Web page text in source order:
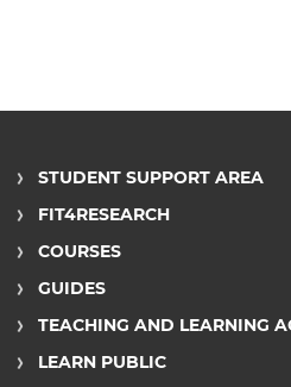
STUDENT SUPPORT AREA
FIT4RESEARCH
COURSES
GUIDES
TEACHING AND LEARNING
LEARN PUBLIC